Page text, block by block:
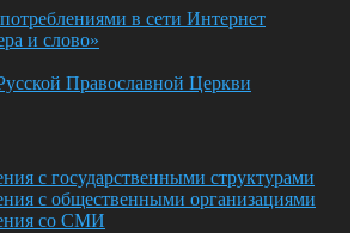
в сети Интернет
и слово»
Православной Церкви
с государственными структурами
с общественными организациями
со СМИ